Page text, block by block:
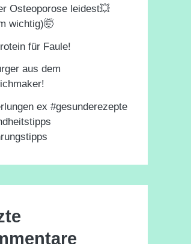
Osteoporose leidest💥
wichtig)🤯
für Faule!
aus dem
ex #gesunderezepte